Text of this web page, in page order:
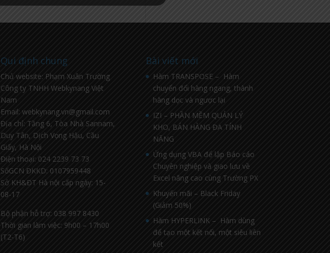
Qui định chung
Chủ website: Phạm Xuân Trường
Công ty TNHH Webkynang Việt
Nam
Email: webkynang.vn@gmail.com
Địa chỉ: Tầng 6, Tòa Nhà Sannam,
Duy Tân, Dịch Vọng Hậu, Cầu
Giấy, Hà Nội
Điện thoại: 024 2239 73 73
SốGCN ĐKKD: 0107959448
Sở KH&ĐT Hà nội cấp ngày: 15-
08-17
Bộ phận hỗ trợ: 038 997 8430
Thời gian làm việc: 9h00 – 17h00
(T2-T6)
Bài viết mới
Hàm TRANSPOSE – Hàm
chuyển đổi hàng ngang, thành
hàng dọc và ngược lại
IZI – PHẦN MỀM QUẢN LÝ
KHO, BÁN HÀNG ĐA TÍNH
NĂNG
Ứng dụng VBA để lập Báo cáo
Chuyên nghiệp và giao lưu về
Excel nâng cao cùng Trường PX
Khuyến mãi – Black Friday
(Giảm 50%)
Hàm HYPERLINK – Hàm dùng
để tạo một kết nối, một siêu liên
kết